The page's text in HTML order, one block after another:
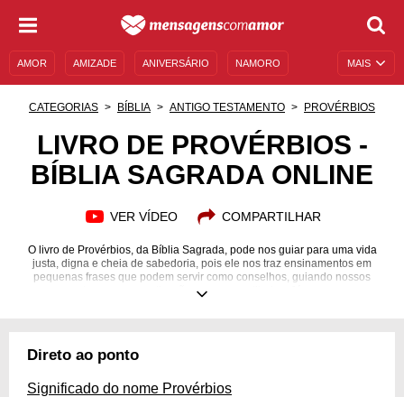
MAIS
AMOR AMIZADE ANIVERSÁRIO NAMORO
DESCULPAS
MENSAGENS E FRASES MENSAGENS DE ANIVERSÁRIO
CATEGORIAS BÍBLIA ANTIGO TESTAMENTO PROVÉRBIOS
LIVRO DE PROVÉRBIOS -
BÍBLIA SAGRADA ONLINE
VER VÍDEO COMPARTILHAR
O livro de Provérbios, da Bíblia Sagrada, pode nos guiar para uma vida
justa, digna e cheia de sabedoria, pois ele nos traz ensinamentos em
pequenas frases que podem servir como conselhos, guiando nossos
pensamentos, nossas motivações e nossas atitudes. Já pensou em se
da religião, são conselhos que cabem em todas as crenças e que levam
Direto ao ponto
Significado do nome Provérbios